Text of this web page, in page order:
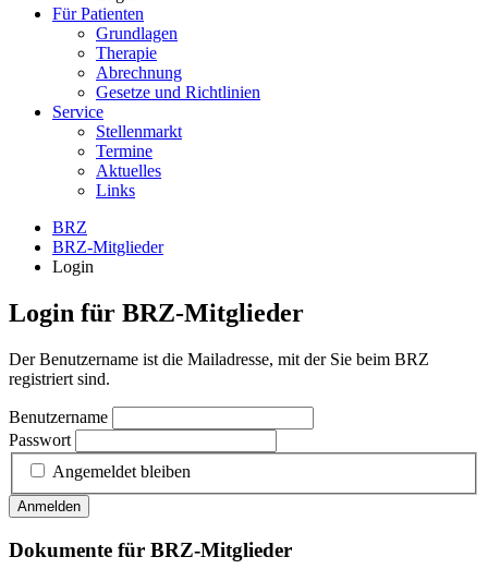
Für Patienten
Grundlagen
Therapie
Abrechnung
Gesetze und Richtlinien
Service
Stellenmarkt
Termine
Aktuelles
Links
BRZ
BRZ-Mitglieder
Login
Login für BRZ-Mitglieder
Der Benutzername ist die Mailadresse, mit der Sie beim BRZ
registriert sind.
Benutzername
Passwort
Angemeldet bleiben
Anmelden
Dokumente für BRZ-Mitglieder